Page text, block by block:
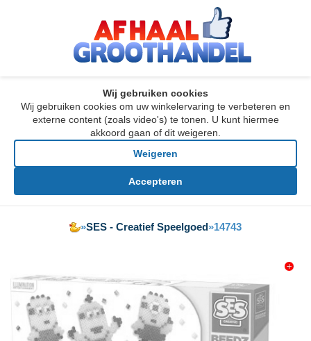
Wij gebruiken cookies
Wij gebruiken cookies om uw winkelervaring te verbeteren en
externe content (zoals video's) te tonen. U kunt hiermee
akkoord gaan of dit weigeren.
Weigeren
Accepteren
»SES - Creatief Speelgoed»14743